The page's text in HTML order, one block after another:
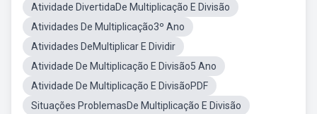
Atividade DivertidaDe Multiplicação E Divisão
Atividades De Multiplicação3º Ano
Atividades DeMultiplicar E Dividir
Atividade De Multiplicação E Divisão5 Ano
Atividade De Multiplicação E DivisãoPDF
Situações ProblemasDe Multiplicação E Divisão